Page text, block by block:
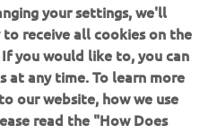
offerte, gli eventi speciali, le
your settings, we'll
receive all cookies on the
you would like to, you can
at any time. To learn more
our website, how we use
read the "How Does